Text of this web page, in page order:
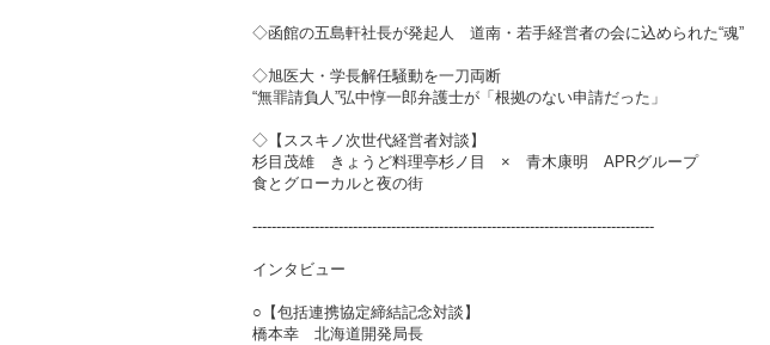
◇函館の五島軒社長が発起人 道南・若手経営者の会に込められた“魂”
◇旭医大・学長解任騒動を一刀両断
“無罪請負人”弘中惇一郎弁護士が「根拠のない申請だった」
◇【ススキノ次世代経営者対談】
杉目茂雄 きょうど料理亭杉ノ目 × 青木康明 APRグループ
食とグローカルと夜の街
------------------------------------------------------------------------------------
インタビュー
○【包括連携協定締結記念対談】
橋本幸 北海道開発局長